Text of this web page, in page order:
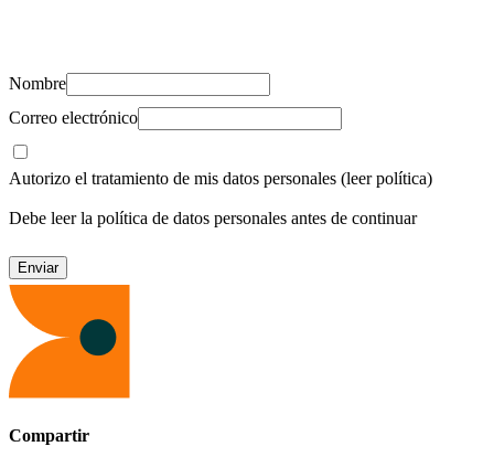
Nombre
Correo electrónico
Autorizo el tratamiento de mis datos personales (leer política)
Debe leer la política de datos personales antes de continuar
Compartir